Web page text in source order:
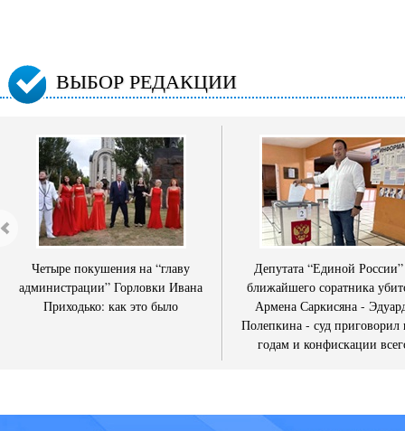
ВЫБОР РЕДАКЦИИ
Четыре покушения на “главу
администрации” Горловки Ивана
Приходько: как это было
Депутата “Единой
ближайшего соратника
Армена Саркисяна -
Полепкина - суд приговорил
годам и конфискации